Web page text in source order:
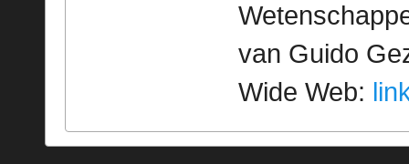
van Guido
Wide Web: